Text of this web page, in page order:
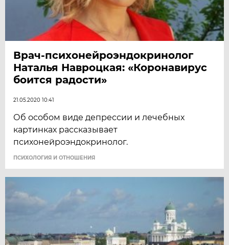
Врач-психонейроэндокринолог
Наталья Навроцкая: «Коронавирус
боится радости»
21.05.2020 10:41
Об особом виде депрессии и лечебных
картинках рассказывает
психонейроэндокринолог.
ПСИХОЛОГИЯ И ОТНОШЕНИЯ